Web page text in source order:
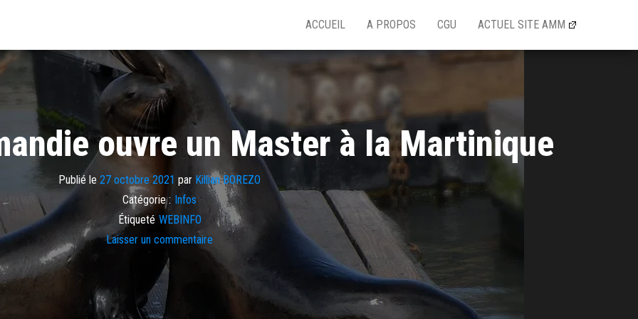
ACCUEIL A PROPOS CGU ACTUEL SITE AMM
ouvre un Master à la Martinique
Publié le 27 octobre 2021 par Killian BOREZO
Catégorie : Infos
Étiqueté WEBINFO
Laisser un commentaire